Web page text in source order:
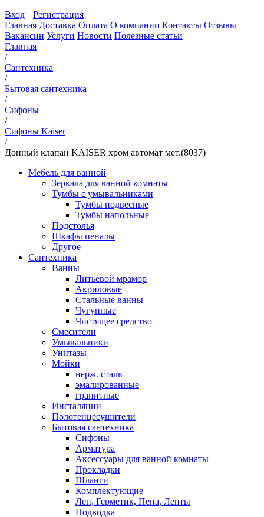
Вход
Регистрация
Главная Доставка Оплата О компании Контакты Отзывы
Вакансии Услуги Новости Полезные статьи
Главная
/
Сантехника
/
Бытовая сантехника
/
Сифоны
/
Сифоны Kaiser
/
Донный клапан KAISER хром автомат мет.(8037)
Мебель для ванной
Зеркала для ванной комнаты
Тумбы с умывальниками
Тумбы подвесные
Тумбы напольные
Подстолья
Шкафы пеналы
Другое
Сантехника
Ванны
Литьевой мрамор
Акриловые
Стальные ванны
Чугунные
Чистящее средство
Смесители
Умывальники
Унитазы
Мойки
нерж. сталь
эмалированные
гранитные
Инсталяции
Полотенцесушители
Бытовая сантехника
Сифоны
Арматура
Аксессуары для ванной комнаты
Прокладки
Шланги
Комплектующие
Лен, Герметик, Пена, Ленты
Подводка